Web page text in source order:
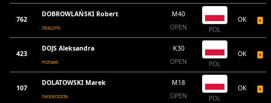
762
DOBROWLAŃSKI Robert
ZBĄSZYŃ
M40
OPEN
POL
OK
423
DOJS Aleksandra
POZNAŃ
K30
OPEN
POL
OK
107
DOLATOWSKI Marek
ŚWIEBODZIN
M18
OPEN
POL
OK